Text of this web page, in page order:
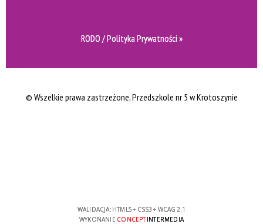
RODO / Polityka Prywatności »
© Wszelkie prawa zastrzeżone, Przedszkole nr 5 w Krotoszynie
WALIDACJA: HTML5+ CSS3 + WCAG 2.1
WYKONANIE CONCEPTINTERMEDIA